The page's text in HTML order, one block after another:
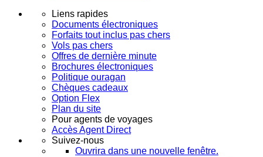
Liens rapides
Documents électroniques
Forfaits tout inclus pas chers
Vols pas chers
Offres de dernière minute
Brochures électroniques
Politique ouragan
Chèques cadeaux
Option Flex
Plan du site
Pour agents de voyages
Accès Agent Direct
Suivez-nous
Ouvrira dans une nouvelle fenêtre.